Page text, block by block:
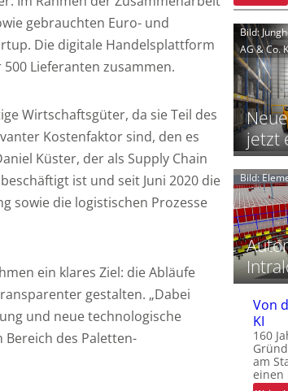
gebrauchten Euro- und
Die digitale Handelsplattform
Lieferanten zusammen.
Wirtschaftsgüter, da sie Teil des
Kostenfaktor sind, den es
Küster, der als Supply Chain
ist und seit Juni 2020 die
sowie die logistischen Prozesse
ein klares Ziel: die Abläufe
gestalten. „Dabei
und neue technologische
Bereich des Paletten-
l
f
f
r
s
i
c
r
t
“
f
t
f
r
r
z
f
r
i
s
t
i
i
s
z
t
i
r
r
i
s
t
i
Bild:
AG & Co.
jetzt
Bild:
Von
KI
160
am
einen